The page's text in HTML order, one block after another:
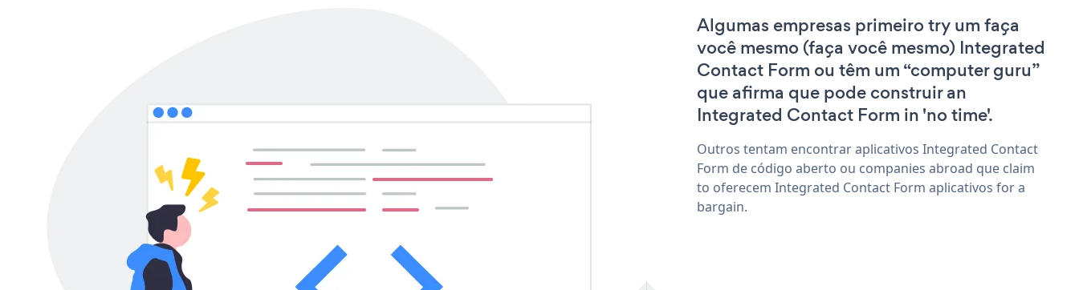
Algumas empresas primeiro try um faça
você mesmo (faça você mesmo) Integrated
Contact Form ou têm um “computer guru”
que afirma que pode construir an
Integrated Contact Form in 'no time'.
Outros tentam encontrar aplicativos Integrated Contact
Form de código aberto ou companies abroad que claim
to oferecem Integrated Contact Form aplicativos for a
bargain.